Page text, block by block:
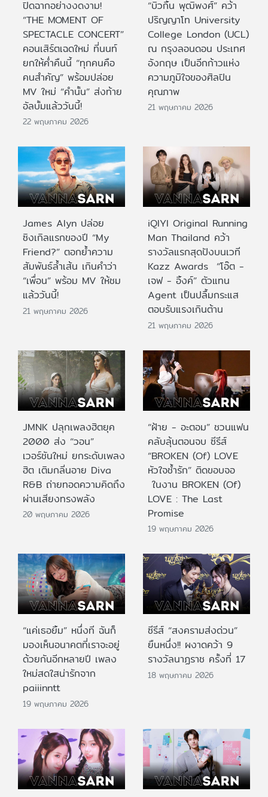
ปิดฉากอย่างงดงาม!
“THE MOMENT OF
SPECTACLE CONCERT”
คอนเสิร์ตเฉดใหม่ ที่นนท์
ยกให้ค่ำคืนนี้ “ทุกคนคือ
คนสำคัญ” พร้อมปล่อย
MV ใหม่ “คำนั้น” ส่งท้าย
อัลบั้มแล้ววันนี้!
22 พฤษภาคม 2026
“บิวกิ้น พุฒิพงศ์” คว้า
ปริญญาโท University
College London (UCL)
ณ กรุงลอนดอน ประเทศ
อังกฤษ เป็นอีกก้าวแห่ง
ความภูมิใจของศิลปิน
คุณภาพ
21 พฤษภาคม 2026
James Alyn ปล่อย
ซิงเกิลแรกของปี “My
Friend?” ตอกย้ำความ
สัมพันธ์ล้ำเส้น เกินคำว่า
“เพื่อน” พร้อม MV ให้ชม
แล้ววันนี้!
21 พฤษภาคม 2026
iQIYI Original Running
Man Thailand คว้า
รางวัลแรกสุดปังบนเวที
Kazz Awards “โอ๊ต -
เจฟ - อิ้งค์” ตัวแทน
Agent เป็นปลื้มกระแส
ตอบรับแรงเกินต้าน
21 พฤษภาคม 2026
JMNK ปลุกเพลงฮิตยุค
2000 ส่ง “วอน”
เวอร์ชันใหม่ ยกระดับเพลง
ฮิต เติมกลิ่นอาย Diva
R&B ถ่ายทอดความคิดถึง
ผ่านเสียงทรงพลัง
20 พฤษภาคม 2026
“ฝ้าย - อะตอม” ชวนแฟน
คลับลุ้นตอนจบ ซีรีส์
“BROKEN (Of) LOVE
หัวใจช้ำรัก” ติดขอบจอ
ในงาน BROKEN (Of)
LOVE : The Last
Promise
19 พฤษภาคม 2026
“แค่เธอยิ้ม” หนึ่งที ฉันก็
มองเห็นอนาคตที่เราจะอยู่
ด้วยกันอีกหลายปี เพลง
ใหม่สดใสน่ารักจาก
paiiinntt
19 พฤษภาคม 2026
ซีรีส์ “สงครามส่งด่วน”
ยืนหนึ่ง!! ผงาดคว้า 9
รางวัลนาฏราช ครั้งที่ 17
18 พฤษภาคม 2026